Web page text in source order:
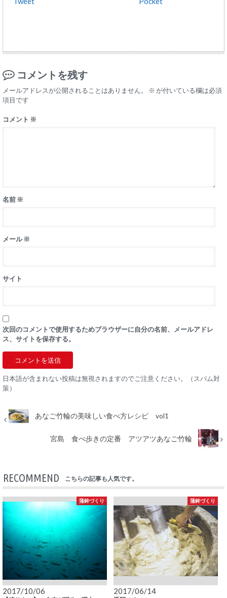
コメントを残す
メールアドレスが公開されることはありません。 ※ が付いている欄は必須
項目です
コメント ※
名前 ※
メール※
サイト
次回のコメントで使用するためブラウザーに自分の名前、メールアドレ
ス、サイトを保存する。
日本語が含まれない投稿は無視されますのでご注意ください。（スパム対
策）
あなご竹輪の美味しい食べ方レシピ vol1
宮島 食べ歩きの定番 アツアツあなご竹輪
RECOMMEND こちらの記事も人気です。
蒲鉾づくり
2017/10/06
蒲鉾づくり
2017/06/14